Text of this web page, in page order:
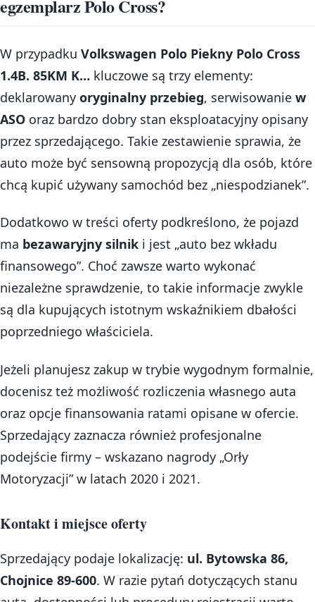
egzemplarz Polo Cross?
W przypadku Volkswagen Polo Piekny Polo Cross
1.4B. 85KM K… kluczowe są trzy elementy:
deklarowany oryginalny przebieg, serwisowanie w
ASO oraz bardzo dobry stan eksploatacyjny opisany
przez sprzedającego. Takie zestawienie sprawia, że
auto może być sensowną propozycją dla osób, które
chcą kupić używany samochód bez „niespodzianek”.
Dodatkowo w treści oferty podkreślono, że pojazd
ma bezawaryjny silnik i jest „auto bez wkładu
finansowego”. Choć zawsze warto wykonać
niezależne sprawdzenie, to takie informacje zwykle
są dla kupujących istotnym wskaźnikiem dbałości
poprzedniego właściciela.
Jeżeli planujesz zakup w trybie wygodnym formalnie,
docenisz też możliwość rozliczenia własnego auta
oraz opcje finansowania ratami opisane w ofercie.
Sprzedający zaznacza również profesjonalne
podejście firmy – wskazano nagrody „Orły
Motoryzacji” w latach 2020 i 2021.
Kontakt i miejsce oferty
Sprzedający podaje lokalizację: ul. Bytowska 86,
Chojnice 89-600. W razie pytań dotyczących stanu